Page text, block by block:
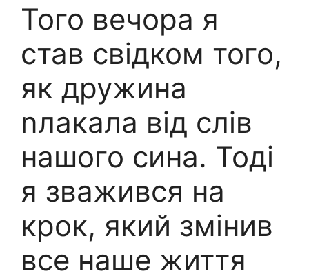
Того вечора я
став свідком того,
як дружина
nлакала від слів
нашого сина. Тоді
я зважився на
крок, який змінив
все наше життя